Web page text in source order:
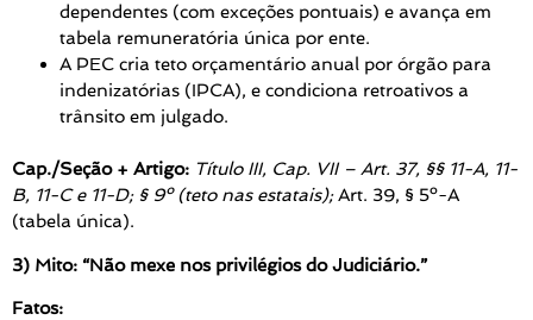
dependentes (com exceções pontuais) e avança em
tabela remuneratória única por ente.
A PEC cria teto orçamentário anual por órgão para
indenizatórias (IPCA), e condiciona retroativos a
trânsito em julgado.
Cap./Seção + Artigo: Título III, Cap. VII – Art. 37, §§ 11-A, 11-
B, 11-C e 11-D; § 9º (teto nas estatais);Art. 39, § 5º-A
(tabela única).
3) Mito: “Não mexe nos privilégios do Judiciário.”
Fatos: